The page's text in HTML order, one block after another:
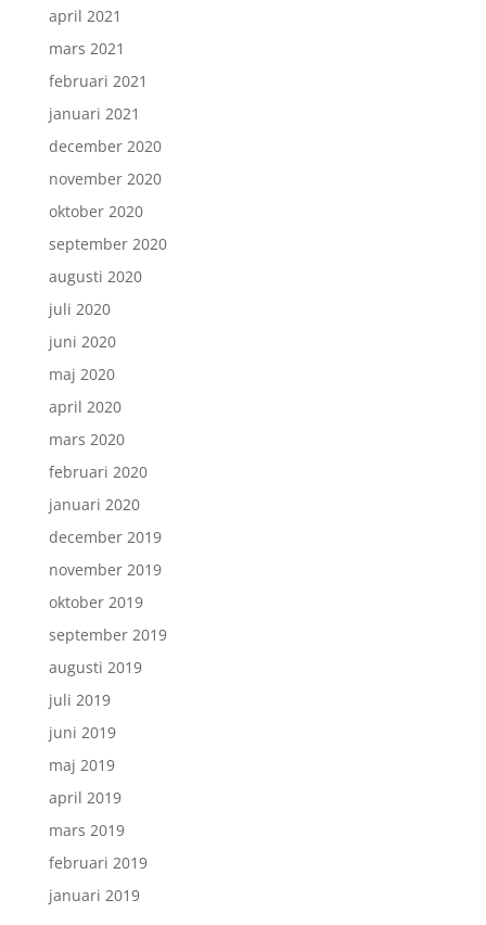
april 2021
mars 2021
februari 2021
januari 2021
december 2020
november 2020
oktober 2020
september 2020
augusti 2020
juli 2020
juni 2020
maj 2020
april 2020
mars 2020
februari 2020
januari 2020
december 2019
november 2019
oktober 2019
september 2019
augusti 2019
juli 2019
juni 2019
maj 2019
april 2019
mars 2019
februari 2019
januari 2019